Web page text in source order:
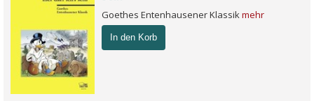
Goethes Entenhausener Klassikmehr
In den Korb